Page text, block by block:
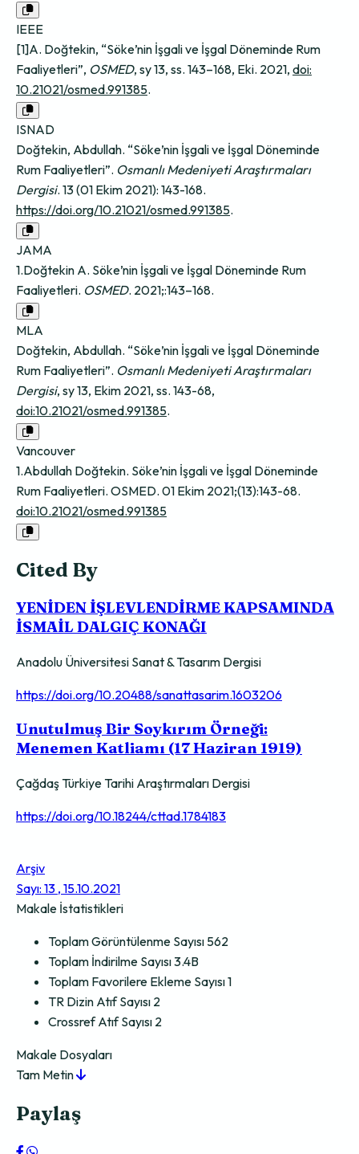
IEEE
[1]A. Doğtekin, “Söke’nin İşgali ve İşgal Döneminde Rum
Faaliyetleri”, OSMED, sy 13, ss. 143–168, Eki. 2021, doi:
10.21021/osmed.991385.
ISNAD
Doğtekin, Abdullah. “Söke’nin İşgali ve İşgal Döneminde
Rum Faaliyetleri”. Osmanlı Medeniyeti Araştırmaları
Dergisi. 13 (01 Ekim 2021): 143-168.
https://doi.org/10.21021/osmed.991385.
JAMA
1.Doğtekin A. Söke’nin İşgali ve İşgal Döneminde Rum
Faaliyetleri. OSMED. 2021;:143–168.
MLA
Doğtekin, Abdullah. “Söke’nin İşgali ve İşgal Döneminde
Rum Faaliyetleri”. Osmanlı Medeniyeti Araştırmaları
Dergisi, sy 13, Ekim 2021, ss. 143-68,
doi:10.21021/osmed.991385.
Vancouver
1.Abdullah Doğtekin. Söke’nin İşgali ve İşgal Döneminde
Rum Faaliyetleri. OSMED. 01 Ekim 2021;(13):143-68.
doi:10.21021/osmed.991385
Cited By
YENİDEN İŞLEVLENDİRME KAPSAMINDA
İSMAİL DALGIÇ KONAĞI
Anadolu Üniversitesi Sanat & Tasarım Dergisi
https://doi.org/10.20488/sanattasarim.1603206
Unutulmuş Bir Soykırım Örneği:
Menemen Katliamı (17 Haziran 1919)
Çağdaş Türkiye Tarihi Araştırmaları Dergisi
https://doi.org/10.18244/cttad.1784183
Arşiv
Sayı: 13 , 15.10.2021
Makale İstatistikleri
Toplam Görüntülenme Sayısı 562
Toplam İndirilme Sayısı3.4B
Toplam Favorilere Ekleme Sayısı1
TR Dizin Atıf Sayısı 2
Crossref Atıf Sayısı 2
Makale Dosyaları
Tam Metin
Paylaş